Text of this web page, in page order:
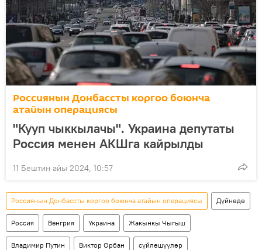
Россиянын Донбассты коргоо боюнча
атайын операциясы
"Кууп чыккылачы". Украина депутаты
Россия менен АКШга кайрылды
11 Бештин айы 2024, 10:57
Россиянын Донбассты коргоо боюнча атайын операциясы Дүйнөдө
Россия Венгрия Украина Жакынкы Чыгыш
Владимир Путин Виктор Орбан сүйлөшүүлөр